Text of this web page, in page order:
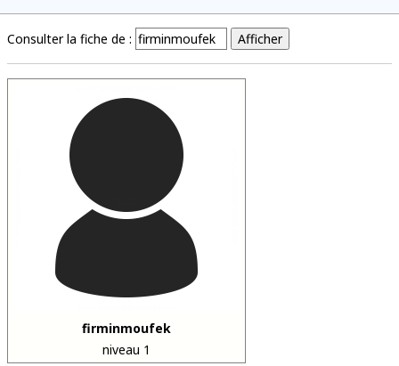
Consulter la fiche de :
firminmoufek
niveau 1